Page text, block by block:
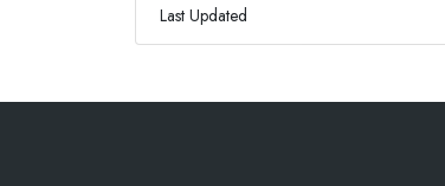
Last Updated